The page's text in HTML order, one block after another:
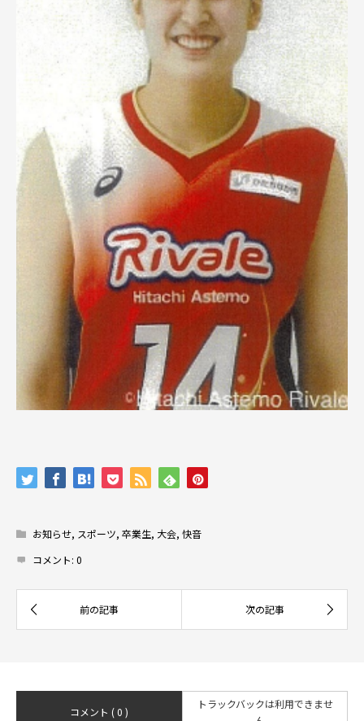
お知らせ, スポーツ, 卒業生, 大会, 快音
コメント: 0
コメント ( 0 )
トラックバックは利用できませ